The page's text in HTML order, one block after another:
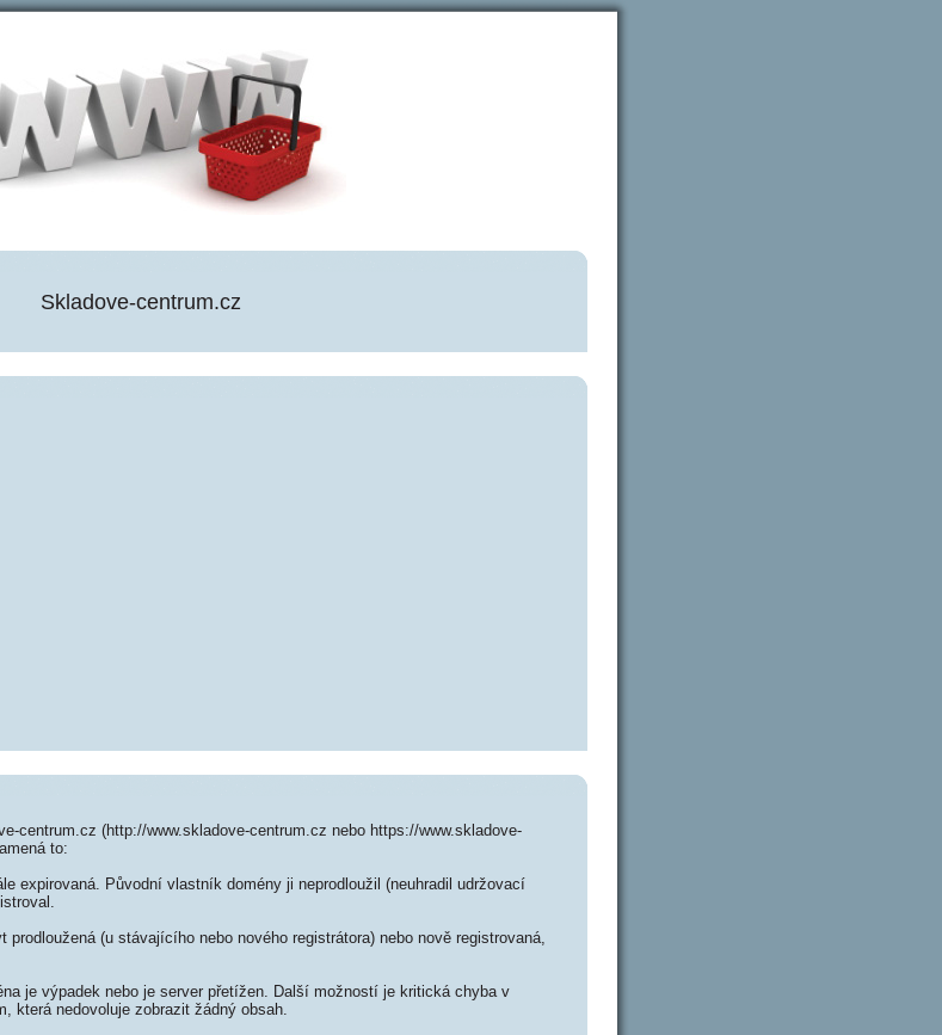
Skladove-centrum.cz
centrum.cz (http://www.skladove-centrum.cz nebo https://www.skladove-
to:
expirovaná. Původní vlastník domény ji neprodloužil (neuhradil udržovací
(u stávajícího nebo nového registrátora) nebo nově registrovaná,
je výpadek nebo je server přetížen. Další možností je kritická chyba v
která nedovoluje zobrazit žádný obsah.